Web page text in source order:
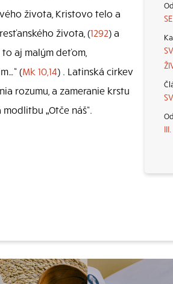
života, Kristovo telo a
života, (1292) a
aj malým deťom,
(Mk 10,14) . Latinská cirkev
rozumu, a zameranie krstu
„Otče náš“.